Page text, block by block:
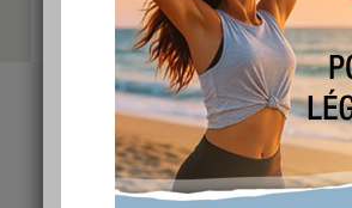
Tristesse
publié le 06/11/2008 à 20:35
Ma belle-soeur a expiré, de son petit souffle,
tuyau qui la maintenait à la vie. Depuis 2
certainement inconsciente. Je suis contente
voir avant, pour lui, pour mon frère, pour elle,
lire la suite